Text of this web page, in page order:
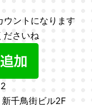
ウントになります
ださいね
千鳥街ビル2F